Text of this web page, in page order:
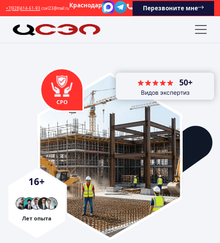
+7(928)414-61-93 csel23@mail.ruКраснодар Перезвоните мне
16+
Лет опыта
СРО
50+
Видов экспертиз